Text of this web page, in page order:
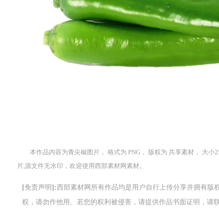
本作品内容为青尖椒图片， 格式为 PNG， 版权为 共享素材， 大小
片,源文件无水印，欢迎使用西部素材网素材。
[免责声明]:西部素材网所有作品均是用户自行上传分享并拥有
权，请勿作他用。若您的权利被侵害，请提供作品书面证明，请